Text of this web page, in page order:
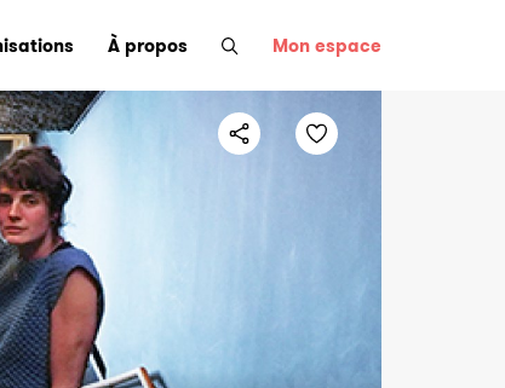
À propos Mon espace